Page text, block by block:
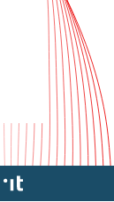
Team Digitale